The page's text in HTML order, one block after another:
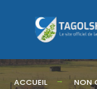
ACCUEIL NON
for: